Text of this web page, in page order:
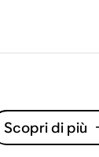
Scopri di più